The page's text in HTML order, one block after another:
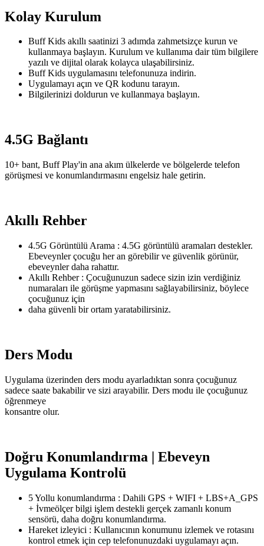
Kolay Kurulum
Buff Kids akıllı saatinizi 3 adımda zahmetsizçe kurun ve
kullanmaya başlayın. Kurulum ve kullanıma dair tüm bilgilere
yazılı ve dijital olarak kolayca ulaşabilirsiniz.
Buff Kids uygulamasını telefonunuza indirin.
Uygulamayı açın ve QR kodunu tarayın.
Bilgilerinizi doldurun ve kullanmaya başlayın.
4.5G Bağlantı
10+ bant, Buff Play'in ana akım ülkelerde ve bölgelerde telefon
görüşmesi ve konumlandırmasını engelsiz hale getirin.
Akıllı Rehber
4.5G Görüntülü Arama : 4.5G görüntülü aramaları destekler.
Ebeveynler çocuğu her an görebilir ve güvenlik görünür,
ebeveynler daha rahattır.
Akıllı Rehber : Çocuğunuzun sadece sizin izin verdiğiniz
numaraları ile görüşme yapmasını sağlayabilirsiniz, böylece
çocuğunuz için
daha güvenli bir ortam yaratabilirsiniz.
Ders Modu
Uygulama üzerinden ders modu ayarladıktan sonra çocuğunuz
sadece saate bakabilir ve sizi arayabilir. Ders modu ile çocuğunuz
öğrenmeye
konsantre olur.
Doğru Konumlandırma | Ebeveyn
Uygulama Kontrolü
5 Yollu konumlandırma : Dahili GPS + WIFI + LBS+A_GPS
+ İvmeölçer bilgi işlem destekli gerçek zamanlı konum
sensörü, daha doğru konumlandırma.
Hareket izleyici : Kullanıcının konumunu izlemek ve rotasını
kontrol etmek için cep telefonunuzdaki uygulamayı açın.